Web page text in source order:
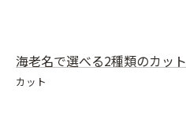
海老名で選べる2種類のカット
カット